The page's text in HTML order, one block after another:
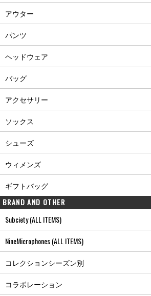
アウター
パンツ
ヘッドウェア
バッグ
アクセサリー
ソックス
シューズ
ウィメンズ
ギフトバッグ
BRAND AND OTHER
Subciety (ALL ITEMS)
NineMicrophones (ALL ITEMS)
コレクションシーズン別
コラボレーション